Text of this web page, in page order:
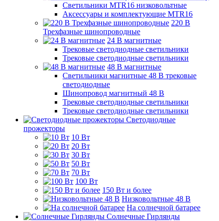
Светильники MTR16 низковольтные
Аксессуары и комплектующие MTR16
220 B
Трехфазные шинопроводные
24 B магнитные
Трековые светодиодные светильники
Трековые светодиодные светильники
48 B магнитные
Светильники магнитные 48 В трековые
светодиодные
Шинопровод магнитный 48 В
Трековые светодиодные светильники
Трековые светодиодные светильники
Светодиодные
прожекторы
10 Вт
20 Вт
30 Вт
50 Вт
70 Вт
100 Вт
150 Вт и более
Низковольтные 48 В
На солнечной батарее
Солнечные Гирлянды